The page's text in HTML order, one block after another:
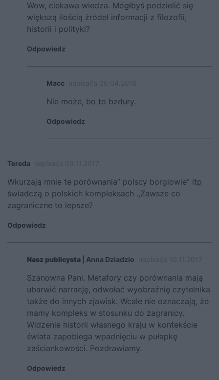
Wow, ciekawa wiedza. Mógłbyś podzielić się
większą ilością żródeł informacji z filozofii,
historii i polityki?
Odpowiedz
Macc
Nie może, bo to bzdury.
Odpowiedz
Tereda
Wkurzają mnie te porównania” polscy borgiowie” itp
świadczą o polskich kompleksach .,Zawsze co
zagraniczne to lepsze?
Odpowiedz
Nasz publicysta | Anna Dziadzio
Szanowna Pani. Metafory czy porównania mają
ubarwić narrację, odwołać wyobraźnię czytelnika
także do innych zjawisk. Wcale nie oznaczają, że
mamy kompleks w stosunku do zagranicy.
Widzenie historii własnego kraju w kontekście
świata zapobiega wpadnięciu w pułapkę
zaściankowości. Pozdrawiamy.
Odpowiedz